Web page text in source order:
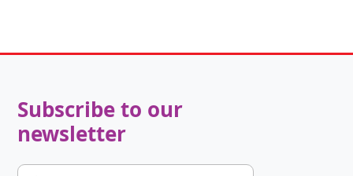
Subscribe to our
newsletter